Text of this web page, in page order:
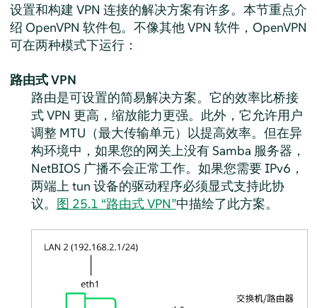
设置和构建 VPN 连接的解决方案有许多。本节重点介
绍 OpenVPN 软件包。不像其他 VPN 软件，OpenVPN
可在两种模式下运行：
路由式 VPN
路由是可设置的简易解决方案。它的效率比桥接
式 VPN 更高，缩放能力更强。此外，它允许用户
调整 MTU（最大传输单元）以提高效率。但在异
构环境中，如果您的网关上没有 Samba 服务器，
NetBIOS 广播不会正常工作。如果您需要 IPv6，
两端上 tun 设备的驱动程序必须显式支持此协
议。 图 25.1 “路由式 VPN”中描绘了此方案。